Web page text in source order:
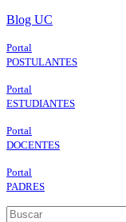
Skip
main
content
Blog UC
Portal
POSTULANTES
Portal
ESTUDIANTES
Portal
DOCENTES
Portal
PADRES